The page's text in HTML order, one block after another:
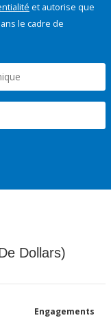
et autorise que
le cadre de
Dollars)
Engagements